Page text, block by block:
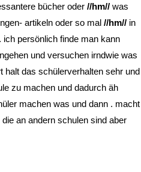
bücher oder //hm// was
artikeln oder so mal //hm// in
persönlich finde man kann
und versuchen irndwie was
halt das schülerverhalten sehr und
zu machen und dadurch äh
machen was und dann . macht
an andern schulen sind aber